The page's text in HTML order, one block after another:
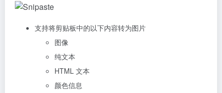
支持将剪贴板中的以下内容转为图片
图像
纯文本
HTML 文本
颜色信息